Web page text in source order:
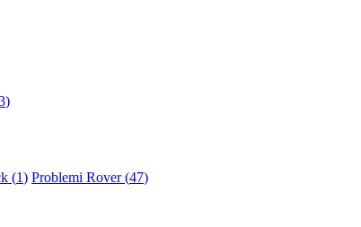
)
(1) Problemi Rover (47)